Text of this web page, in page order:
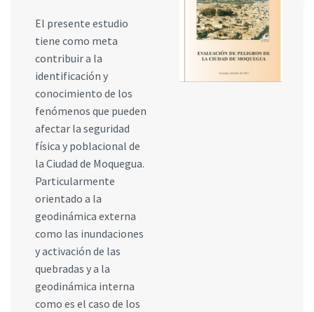
El presente estudio
tiene como meta
contribuir a la
identificación y
conocimiento de los
fenómenos que pueden
afectar la seguridad
física y poblacional de
la Ciudad de Moquegua.
Particularmente
orientado a la
geodinámica externa
como las inundaciones
y activación de las
quebradas y a la
geodinámica interna
como es el caso de los